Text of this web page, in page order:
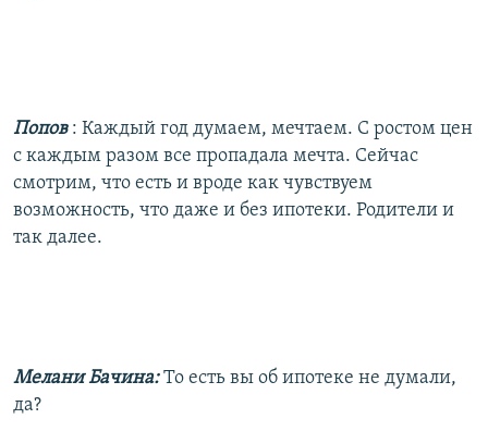
Попов : Каждый год думаем, мечтаем. С ростом цен
с каждым разом все пропадала мечта. Сейчас
смотрим, что есть и вроде как чувствуем
возможность, что даже и без ипотеки. Родители и
так далее.
Мелани Бачина:То есть вы об ипотеке не думали,
да?